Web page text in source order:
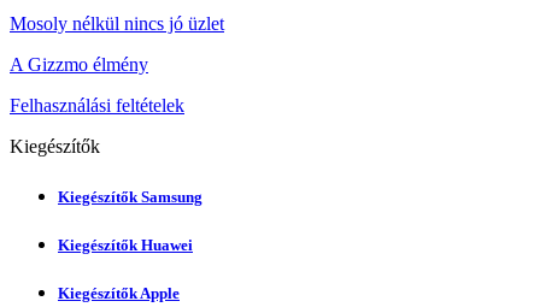
Mosoly nélkül nincs jó üzlet
A Gizzmo élmény
Felhasználási feltételek
Kiegészítők
Kiegészítők Samsung
Kiegészítők Huawei
Kiegészítők Apple